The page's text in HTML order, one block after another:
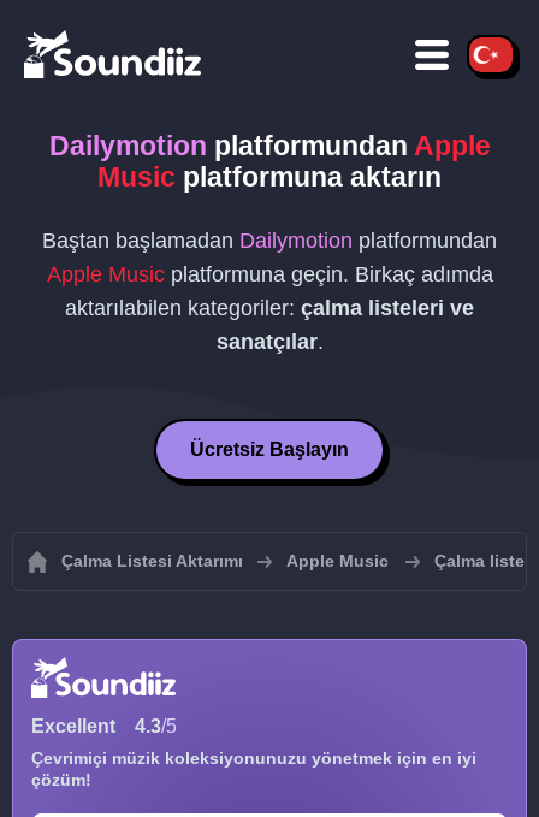
Dailymotion platformundan Apple
Music platformuna aktarın
Baştan başlamadan Dailymotion platformundan
Apple Musicplatformuna geçin. Birkaç adımda
aktarılabilen kategoriler: çalma listeleri ve
sanatçılar.
Ücretsiz Başlayın
Çalma Listesi Aktarımı Apple Music Çalma
Excellent 4.3/5
Çevrimiçi müzik koleksiyonunuzu yönetmek için en iyi
çözüm!